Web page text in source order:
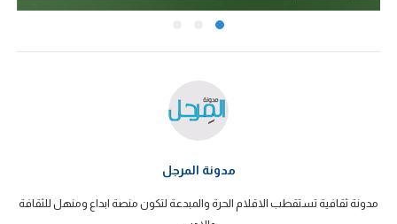
مدونة المرجل
مدونة ثقافية تستقطب الاقلام الحرة والمبدعة لتكون منصة ابداع ومنهل للثقافة